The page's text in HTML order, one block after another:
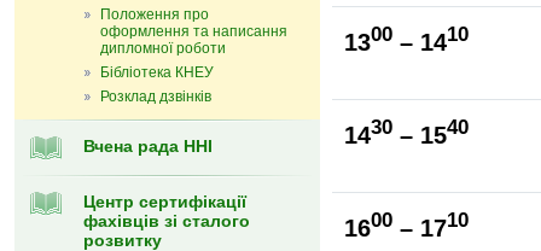
Положення про
оформлення та написання
дипломної роботи
Бібліотека КНЕУ
Розклад дзвінків
Вчена рада ННІ
Центр сертифікації
фахівців зі сталого
розвитку
1300 – 1410
1430 – 1540
1600 – 1710